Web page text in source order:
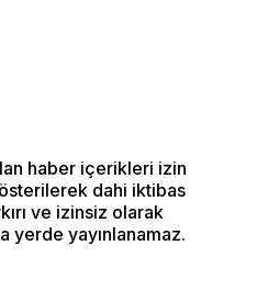
haber içerikleri izin
dahi iktibas
ve izinsiz olarak
yerde yayınlanamaz.